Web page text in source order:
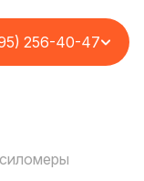
256-40-47